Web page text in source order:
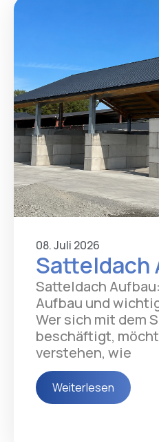
08. Juli 2026
Satteldach
Satteldach
Aufbau und
Wer sich mit dem
beschäftigt,
verstehen, wie
Weiterlesen